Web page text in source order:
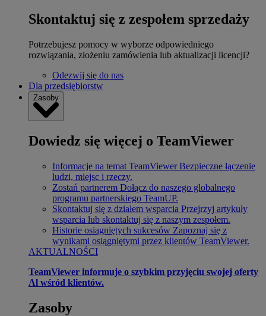
Skontaktuj się z zespołem sprzedaży
Potrzebujesz pomocy w wyborze odpowiedniego
rozwiązania, złożeniu zamówienia lub aktualizacji licencji?
Odezwij się do nas
Dla przedsiębiorstw
Zasoby
Dowiedz się więcej o TeamViewer
Informacje na temat TeamViewer Bezpieczne łączenie
ludzi, miejsc i rzeczy.
Zostań partnerem Dołącz do naszego globalnego
programu partnerskiego TeamUP.
Skontaktuj się z działem wsparcia Przejrzyj artykuły
wsparcia lub skontaktuj się z naszym zespołem.
Historie osiągniętych sukcesów Zapoznaj się z
wynikami osiągniętymi przez klientów TeamViewer.
AKTUALNOŚCI
TeamViewer informuje o szybkim przyjęciu swojej oferty
Al wśród klientów.
Zasoby